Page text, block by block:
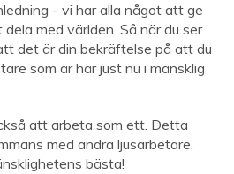
- vi har alla något att ge
med världen. Så när du ser
det är din bekräftelse på att du
som är här just nu i mänsklig
att arbeta som ett. Detta
med andra ljusarbetare,
bästa!